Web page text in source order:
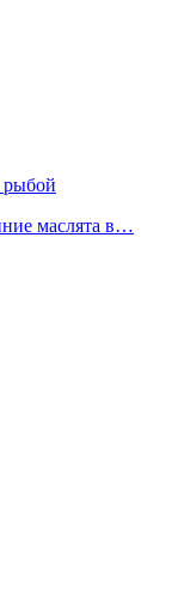
рыбой
маслята в…